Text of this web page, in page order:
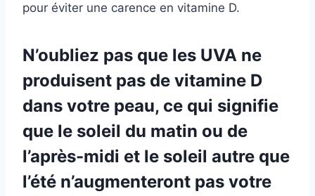
pour éviter une carence en vitamine D.
N’oubliez pas que les UVA ne
produisent pas de vitamine D
dans votre peau, ce qui signifie
que le soleil du matin ou de
l’après-midi et le soleil autre que
l’été n’augmenteront pas votre